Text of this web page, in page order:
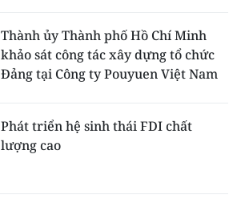
Thành ủy Thành phố Hồ Chí Minh
khảo sát công tác xây dựng tổ chức
Đảng tại Công ty Pouyuen Việt Nam
Phát triển hệ sinh thái FDI chất
lượng cao